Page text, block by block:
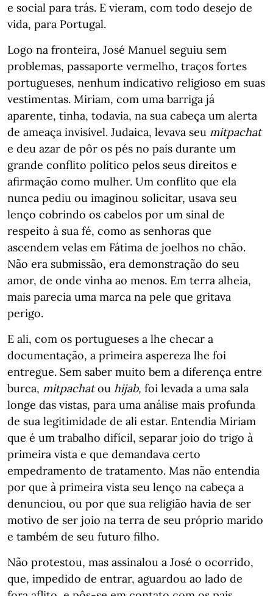
e social para trás. E vieram, com todo desejo de
vida, para Portugal.
Logo na fronteira, José Manuel seguiu sem
problemas, passaporte vermelho, traços fortes
portugueses, nenhum indicativo religioso em suas
vestimentas. Miriam, com uma barriga já
aparente, tinha, todavia, na sua cabeça um alerta
de ameaça invisível. Judaica, levava seu mitpachat
e deu azar de pôr os pés no país durante um
grande conflito político pelos seus direitos e
afirmação como mulher. Um conflito que ela
nunca pediu ou imaginou solicitar, usava seu
lenço cobrindo os cabelos por um sinal de
respeito à sua fé, como as senhoras que
ascendem velas em Fátima de joelhos no chão.
Não era submissão, era demonstração do seu
amor, de onde vinha ao menos. Em terra alheia,
mais parecia uma marca na pele que gritava
perigo.
E ali, com os portugueses a lhe checar a
documentação, a primeira aspereza lhe foi
entregue. Sem saber muito bem a diferença entre
burca, mitpachatou hijab, foi levada a uma sala
longe das vistas, para uma análise mais profunda
de sua legitimidade de ali estar. Entendia Miriam
que é um trabalho difícil, separar joio do trigo à
primeira vista e que demandava certo
empedramento de tratamento. Mas não entendia
por que à primeira vista seu lenço na cabeça a
denunciou, ou por que sua religião havia de ser
motivo de ser joio na terra de seu próprio marido
e também de seu futuro filho.
Não protestou, mas assinalou a José o ocorrido,
que, impedido de entrar, aguardou ao lado de